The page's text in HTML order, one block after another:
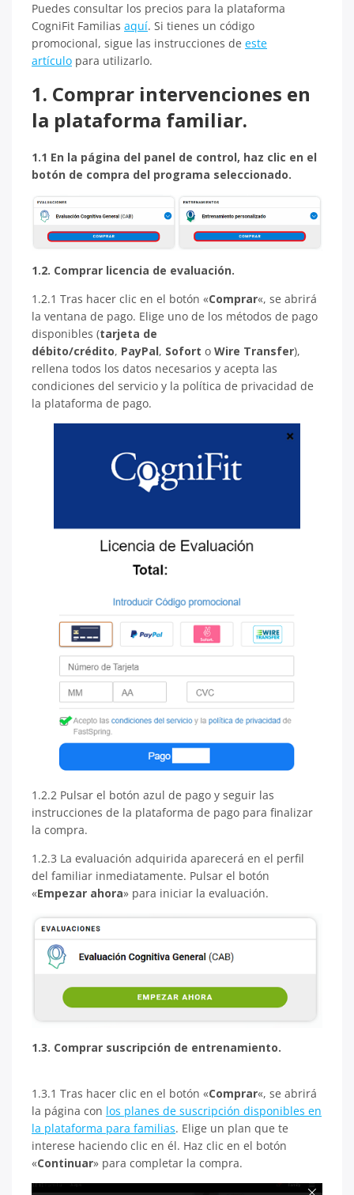
Puedes consultar los precios para la plataforma
CogniFit Familias aquí. Si tienes un código
promocional, sigue las instrucciones de este
artículo para utilizarlo.
1. Comprar intervenciones en
la plataforma familiar.
1.1 En la página del panel de control, haz clic en el
botón de compra del programa seleccionado.
1.2. Comprar licencia de evaluación.
1.2.1 Tras hacer clic en el botón «Comprar«, se abrirá
la ventana de pago. Elige uno de los métodos de pago
disponibles (tarjeta de
débito/crédito, PayPal, Sofort o Wire Transfer),
rellena todos los datos necesarios y acepta las
condiciones del servicio y la política de privacidad de
la plataforma de pago.
1.2.2 Pulsar el botón azul de pago y seguir las
instrucciones de la plataforma de pago para finalizar
la compra.
1.2.3 La evaluación adquirida aparecerá en el perfil
del familiar inmediatamente. Pulsar el botón
«Empezar ahora» para iniciar la evaluación.
1.3. Comprar suscripción de entrenamiento.
1.3.1 Tras hacer clic en el botón «Comprar«, se abrirá
la página con los planes de suscripción disponibles en
la plataforma para familias. Elige un plan que te
interese haciendo clic en él. Haz clic en el botón
«Continuar» para completar la compra.